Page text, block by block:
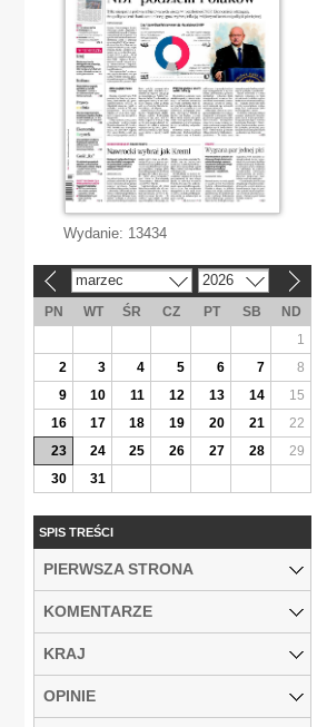
Wydanie: 13434
marzec 2026
PN WT ŚR CZ PT SB
ND
1
2
3 4 5 6 7
8
9
10 11 12 13 14
15
16
17 18 19 20 21
22
23
24 25 26 27 28
29
30
31
SPIS TREŚCI
PIERWSZA STRONA
KOMENTARZE
KRAJ
OPINIE